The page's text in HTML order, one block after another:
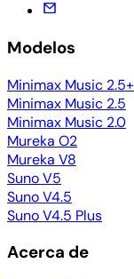
Modelos
Minimax Music 2.5+
Minimax Music 2.5
Minimax Music 2.0
Mureka O2
Mureka V8
Suno V5
Suno V4.5
Suno V4.5 Plus
Acerca de